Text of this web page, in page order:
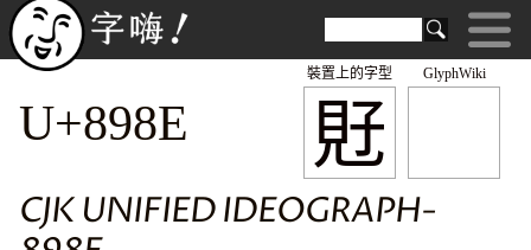
GlyphWiki
覎
裝置上的字型
U+898E
CJK UNIFIED IDEOGRAPH-